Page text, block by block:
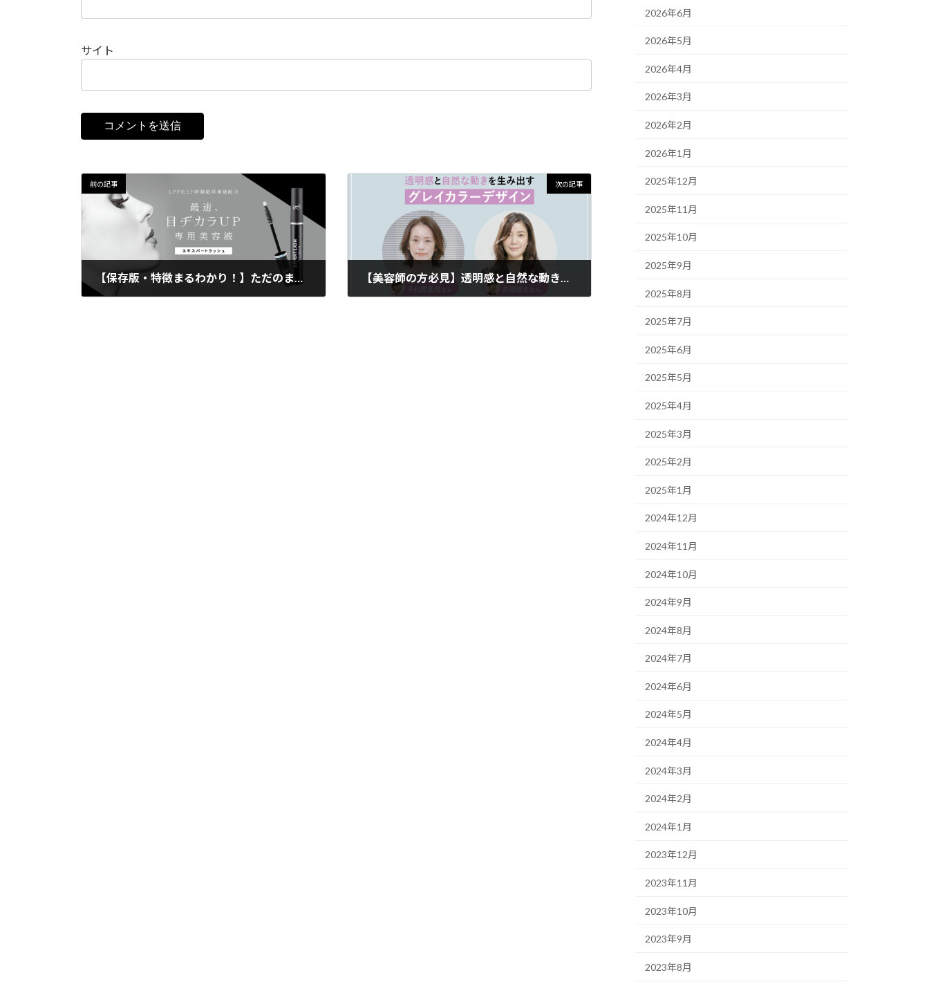
サイト
前の記事
【保存版・特徴まるわかり！】ただのまつ毛美容液じゃない！ リアムールエキスパートラッシュ徹底解説！
次の記事
【美容師の方必見】透明感と自然な動きを生み出すグレイカラーデザイン
2026年6月
2026年5月
2026年4月
2026年3月
2026年2月
2026年1月
2025年12月
2025年11月
2025年10月
2025年9月
2025年8月
2025年7月
2025年6月
2025年5月
2025年4月
2025年3月
2025年2月
2025年1月
2024年12月
2024年11月
2024年10月
2024年9月
2024年8月
2024年7月
2024年6月
2024年5月
2024年4月
2024年3月
2024年2月
2024年1月
2023年12月
2023年11月
2023年10月
2023年9月
2023年8月